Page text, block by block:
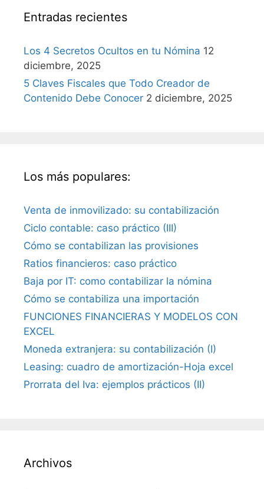
Entradas recientes
Los 4 Secretos Ocultos en tu Nómina 12
diciembre, 2025
5 Claves Fiscales que Todo Creador de
Contenido Debe Conocer 2 diciembre, 2025
Los más populares:
Venta de inmovilizado: su contabilización
Ciclo contable: caso práctico (III)
Cómo se contabilizan las provisiones
Ratios financieros: caso práctico
Baja por IT: como contabilizar la nómina
Cómo se contabiliza una importación
FUNCIONES FINANCIERAS Y MODELOS CON
EXCEL
Moneda extranjera: su contabilización (I)
Leasing: cuadro de amortización-Hoja excel
Prorrata del Iva: ejemplos prácticos (II)
Archivos